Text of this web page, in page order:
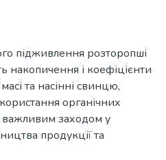
підживлення розторопші
накопичення і коефіцієнти
та насінні свинцю,
органічних
важливим заходом у
продукції та